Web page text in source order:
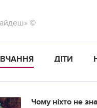
©
ДІТИ
Чому ніхто не